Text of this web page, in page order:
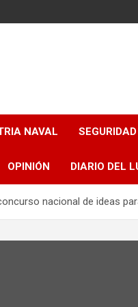
NAVAL
OPINIÓN DIARIO DEL
nacional de ideas